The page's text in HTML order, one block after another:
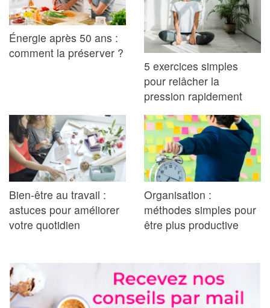
Énergie après 50 ans :
comment la préserver ?
5 exercices simples
pour relâcher la
pression rapidement
Bien-être au travail :
astuces pour améliorer
votre quotidien
Organisation :
méthodes simples pour
être plus productive